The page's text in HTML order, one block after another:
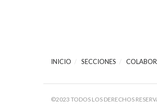
INICIO SECCIONES
©2023 TODOS LOS DERECHOS